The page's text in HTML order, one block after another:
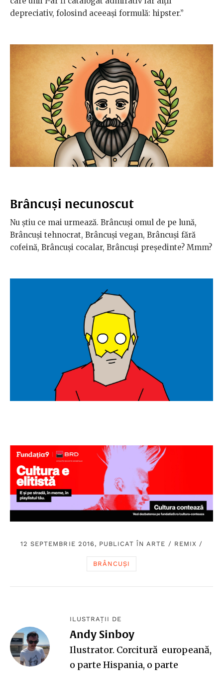
depreciativ, folosind aceeaşi formulă: hipster.”
Brâncuși necunoscut
Nu știu ce mai urmează. Brâncuși omul de pe lună,
Brâncuși tehnocrat, Brâncuși vegan, Brâncuși fără
cofeină, Brâncuși cocalar, Brâncuși președinte? Mmm?
12 SEPTEMBRIE 2016, PUBLICAT ÎNARTE / REMIX /
BRÂNCUȘI
ILUSTRAȚII DE
Andy Sinboy
Ilustrator. Corcitură europeană,
o parte Hispania, o parte